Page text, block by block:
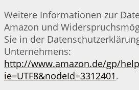
Weitere Informationen zur
Amazon und
Sie in der
Unternehmens:
http://www.amazon.de/gp/
ie=UTF8&nodeId=3312401.